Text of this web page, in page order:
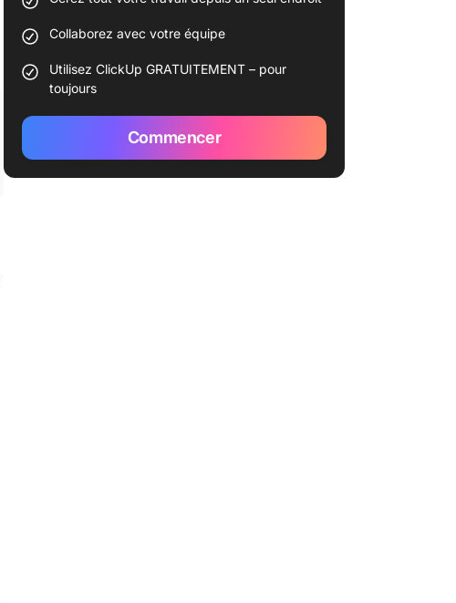
Collaborez avec votre équipe
Utilisez ClickUp GRATUITEMENT – pour
toujours
Commencer